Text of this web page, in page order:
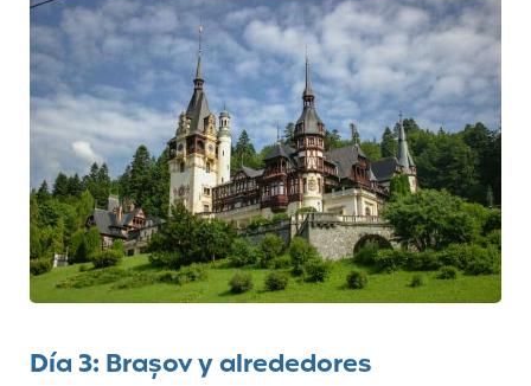
Día 3: Brașov y alrededores